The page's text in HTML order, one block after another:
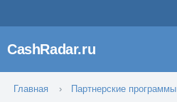
CashRadar.ru
Главная Партнерские программы